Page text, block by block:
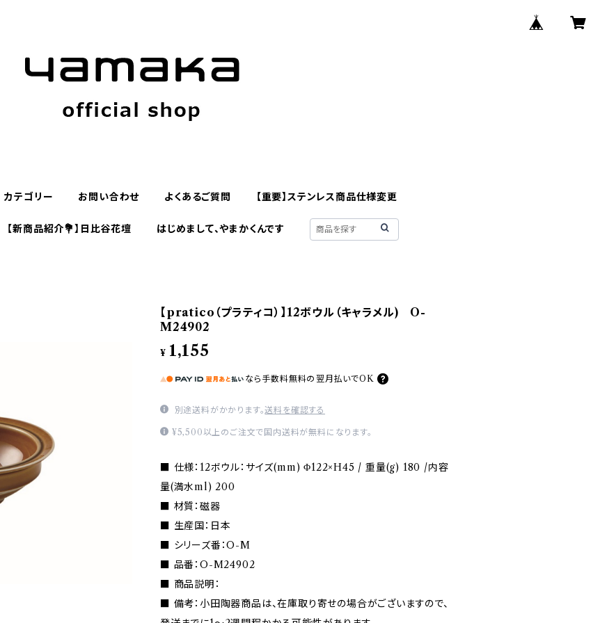
カテゴリー お問い合わせ よくあるご質問 【重要】ステンレス商品仕様変更
【新商品紹介💐】日比谷花壇 はじめまして、やまかくんです
【pratico（プラティコ）】12ボウル（キャラメル) O-
M24902
¥ 1,155
なら 手数料無料の 翌月払いでOK
別途送料がかかります。送料を確認する
¥5,500以上のご注文で国内送料が無料になります。
■ 仕様：12ボウル：サイズ(mm) Φ122×H45 / 重量(g) 180 /内容
量(満水ml) 200
■ 材質：磁器
■ 生産国：日本
■ シリーズ番：O-M
■ 品番：O-M24902
■ 商品説明：
■ 備考：小田陶器商品は、在庫取り寄せの場合がございますので、